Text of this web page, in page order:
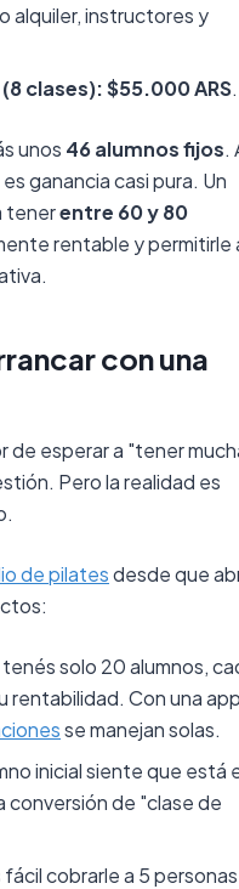
alquiler, instructores y
clases):$55.000 ARS.
unos 46 alumnos fijos.
ganancia casi pura. Un
tenerentre 60 y 80
rentable y permitirle
con una
de esperar a "tener
Pero la realidad es
de pilatesdesde que
tenés solo 20 alumnos,
rentabilidad. Con una
se manejan solas.
inicial siente que está
conversión de "clase de
fácil cobrarle a 5 personas